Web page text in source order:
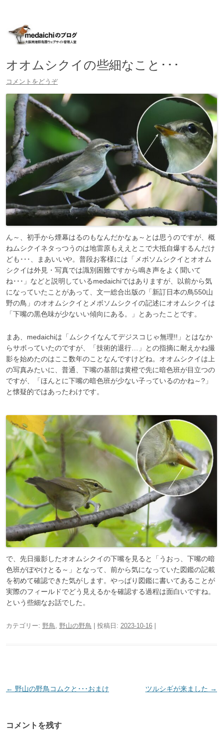
移
動
オオムシクイの些細なこと･･･
コメントをどうぞ
ん～、初手から煙幕はるのもなんだかなぁ～とは思うのですが、概
ねムシクイネタっつうのは地雷原もええとこで大抵自爆するんだけ
ども･･･、まあいいや。普段お客様には「メボソムシクイとオオム
シクイは外見・写真では識別困難ですから鳴き声をよく聞いて
ね･･･」などと説明しているmedaichiではありますが、以前から気
になっていたことがあって、文一総合出版の「新訂日本の鳥550山
野の鳥」のオオムシクイとメボソムシクイの記述にオオムシクイは
「下嘴の黒色味が少ないい傾向にある。」とあったことです。
まあ、medaichiは「ムシクイなんてデジスコじゃ無理!!」とはなか
らサボっていたのですが、「技術的退行…」との指摘に耐えかね撮
影を始めたのはここ数年のことなんですけどね。オオムシクイは上
の写真みたいに、普通、下嘴の基部は黄橙で先に暗色班が目立つの
ですが、「ほんとに下嘴の暗色班が少ない子っているのかね～?」
と懐疑的ではあったわけです。
で、先日撮影したオオムシクイの下嘴を見ると「うおっ、下嘴の暗
色班がぼやけとる～」となって、前から気になっていた図鑑の記載
を初めて確認できた気がします。やっぱり図鑑に書いてあることが
実際のフィールドでどう見えるかを確認する過程は面白いですね。
という些細なお話でした。
カテゴリー: 野鳥 野山の野鳥 | 投稿日: 2023-10-16 |
投
ビ
← 野山の野鳥コムクと･･･おまけ ツルシギが来ました →
コメントを残す